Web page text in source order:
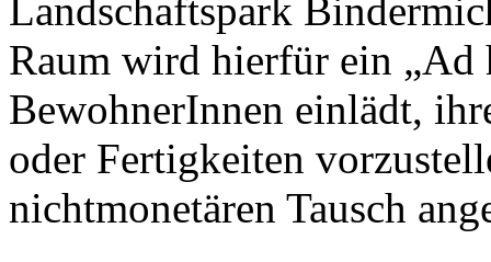
Landschaftspark
Raum wird hierfür ein „Ad
BewohnerInnen einlädt,
oder Fertigkeiten
nichtmonetären Tausch